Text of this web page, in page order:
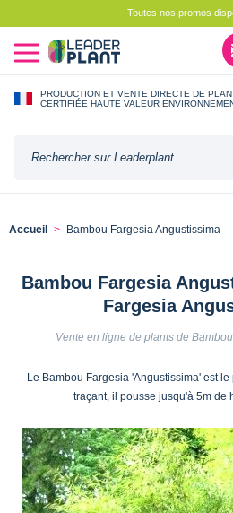
Toutes nos promos
PRODUCTION ET VENTE DIRECTE DE
CERTIFIÉE HAUTE VALEUR
Accueil Bambou Fargesia Angustissima
Bambou Fargesia
Fargesia
Vente en ligne de plants de
Le Bambou Fargesia 'Angustissima' est
traçant, il pousse jusqu'à 5m de